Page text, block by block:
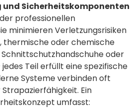
Sicherheitskomponenten
professionellen
minimieren Verletzungsrisiken
thermische oder chemische
Schnittschutzhandschuhe oder
Teil erfüllt eine spezifische
Systeme verbinden oft
Ein
umfasst: